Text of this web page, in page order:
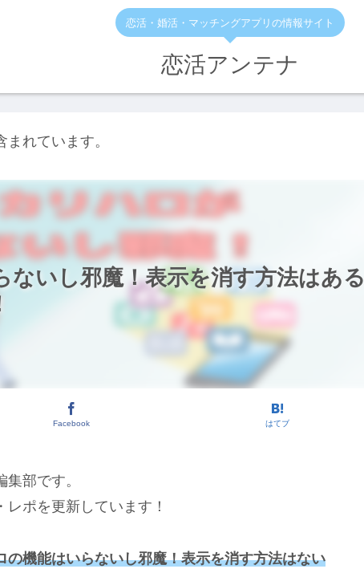
恋活・婚活・マッチングアプリの情報サイト
恋活アンテナ
れています。
ないし邪魔！表示を消す方法はある
Facebook はてブ
部です。
ポを更新しています！
機能はいらないし邪魔！表示を消す方法はない